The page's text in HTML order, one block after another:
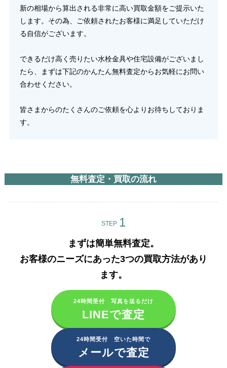
新の相場から算出される非常に高い買取金額をご提示いた
します。その為、ご依頼されたお客様に満足していただけ
る自信がございます。
できるだけ高く売りたい水栓金具や住宅設備がございまし
たら、まずは下記のかんたん無料査定からお気軽にお問い
合わせください。
皆さまからのたくさんのご依頼を心よりお待ちしておりま
す。
無料査定・買取の流れ
STEP
まずは簡単無料査定。
お客様のニーズにあった3つの買取方法があり
ます。​
24時間受付 写真を送るだけ
LINEで査定
24時間受付 空いた時間で
メールで査定